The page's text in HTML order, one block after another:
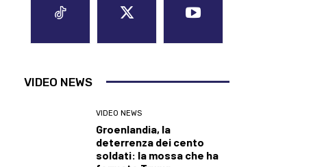
VIDEO NEWS
VIDEO NEWS
Groenlandia, la
deterrenza dei cento
soldati: la mossa che ha